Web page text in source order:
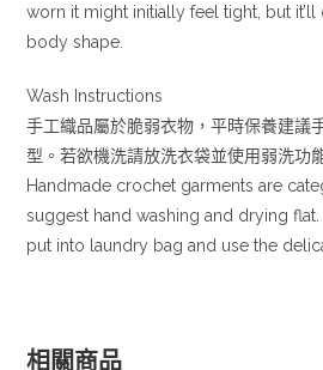
worn it might initially feel tight, but
body shape.
Wash Instructions
手工織品屬於脆弱衣物，平時保養建議
型。若欲機洗請放洗衣袋並使用弱洗功
Handmade crochet garments are
suggest hand washing and drying
put into laundry bag and use the
相關商品